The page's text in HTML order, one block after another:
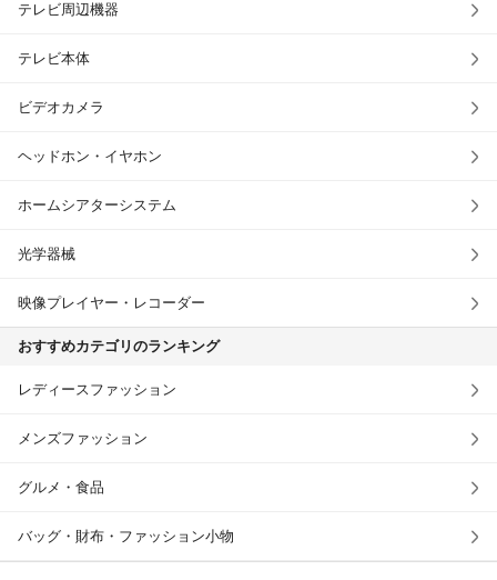
テレビ周辺機器
テレビ本体
ビデオカメラ
ヘッドホン・イヤホン
ホームシアターシステム
光学器械
映像プレイヤー・レコーダー
おすすめカテゴリのランキング
レディースファッション
メンズファッション
グルメ・食品
バッグ・財布・ファッション小物